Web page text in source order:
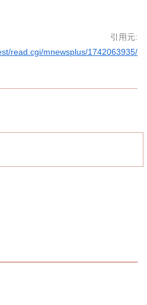
引用元:
read.cgi/mnewsplus/1742063935/